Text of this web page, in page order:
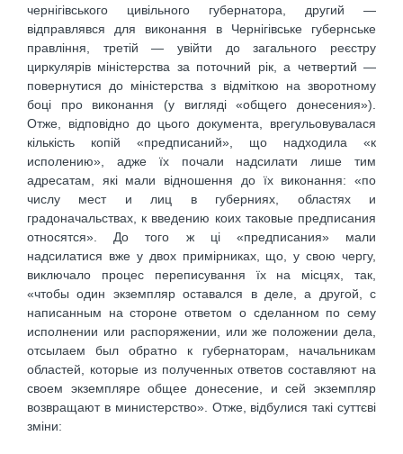
чернігівського цивільного губернатора, другий —
відправлявся для виконання в Чернігівське губернське
правління, третій — увійти до загального реєстру
циркулярів міністерства за поточний рік, а четвертий —
повернутися до міністерства з відміткою на зворотному
боці про виконання (у вигляді «общего донесения»).
Отже, відповідно до цього документа, врегульовувалася
кількість копій «предписаний», що надходила «к
исполению», адже їх почали надсилати лише тим
адресатам, які мали відношення до їх виконання: «по
числу мест и лиц в губерниях, областях и
градоначальствах, к введению коих таковые предписания
относятся». До того ж ці «предписания» мали
надсилатися вже у двох примірниках, що, у свою чергу,
виключало процес переписування їх на місцях, так,
«чтобы один экземпляр оставался в деле, а другой, с
написанным на стороне ответом о сделанном по сему
исполнении или распоряжении, или же положении дела,
отсылаем был обратно к губернаторам, начальникам
областей, которые из полученных ответов составляют на
своем экземпляре общее донесение, и сей экземпляр
возвращают в министерство». Отже, відбулися такі суттєві
зміни: